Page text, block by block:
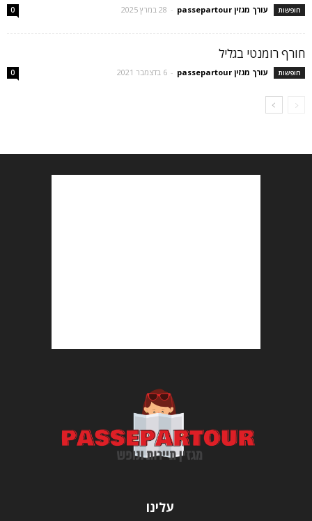
חופשות עורך מגזין passepartour - 28 במרץ 2025 0
חורף רומנטי בגליל
חופשות עורך מגזין passepartour - 6 בדצמבר 2021 0
עלינו